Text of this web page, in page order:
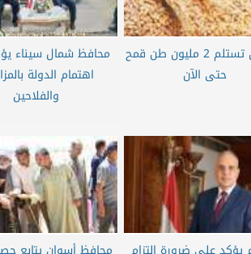
التموين تستلم 2 مليون طن قمح
حتى الآن
محافظ شمال سيناء
اهتمام الدولة
والفلاحين